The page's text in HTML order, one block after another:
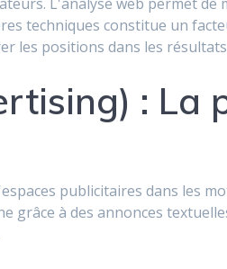
techniques constitue un
les positions dans les
: La
publicitaires dans les
à des annonces